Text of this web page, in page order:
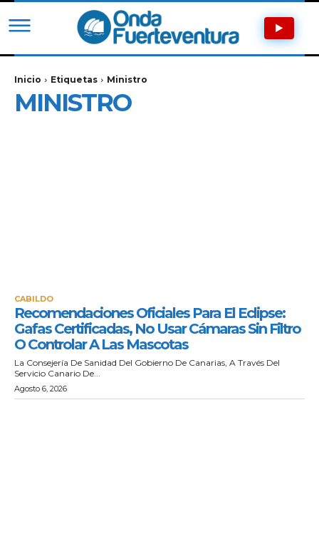
Inicio Etiquetas Ministro
MINISTRO
CABILDO
Recomendaciones Oficiales Para El Eclipse:
Gafas Certificadas, No Usar Cámaras Sin Filtro
O Controlar A Las Mascotas
La Consejería De Sanidad Del Gobierno De Canarias, A Través Del
Servicio Canario De...
Agosto 6, 2026